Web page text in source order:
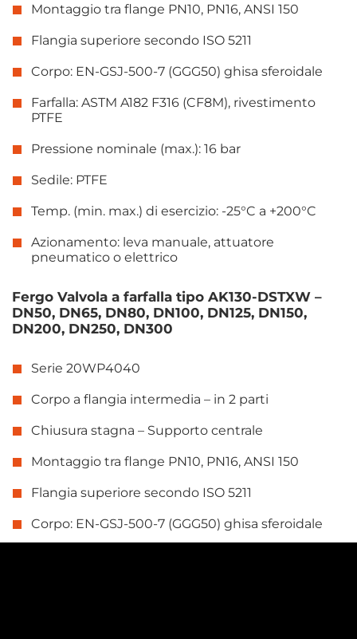
Montaggio tra flange PN10, PN16, ANSI 150
Flangia superiore secondo ISO 5211
Corpo: EN-GSJ-500-7 (GGG50) ghisa sferoidale
Farfalla: ASTM A182 F316 (CF8M), rivestimento
PTFE
Pressione nominale (max.): 16 bar
Sedile: PTFE
Temp. (min. max.) di esercizio: -25°C a +200°C
Azionamento: leva manuale, attuatore
pneumatico o elettrico
Fergo Valvola a farfalla tipo AK130-DSTXW –
DN50, DN65, DN80, DN100, DN125, DN150,
DN200, DN250, DN300
Serie 20WP4040
Corpo a flangia intermedia – in 2 parti
Chiusura stagna – Supporto centrale
Montaggio tra flange PN10, PN16, ANSI 150
Flangia superiore secondo ISO 5211
Corpo: EN-GSJ-500-7 (GGG50) ghisa sferoidale